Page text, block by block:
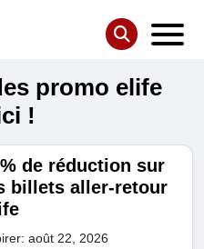
promo elife
!
de réduction sur
billets aller-retour
août 22, 2026